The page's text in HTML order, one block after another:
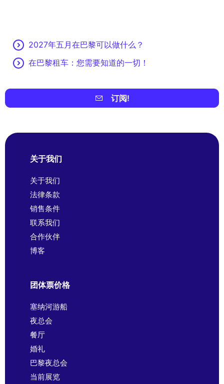
2027年五月在巴黎可以做什么？
在巴黎租车：您需要知道的一切！
订阅!
关于我们
关于我们
法律条款
销售条件
联系我们
合作伙伴
博客
团体票价格
塞纳河游船
夜总会
餐厅
婚礼
巴黎夜总会
当前展览